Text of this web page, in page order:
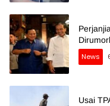
News
Usai